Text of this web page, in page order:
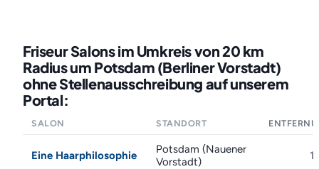
Friseur Salons im Umkreis von 20 km
Radius um Potsdam (Berliner Vorstadt)
ohne Stellenausschreibung auf unserem
Portal:
SALON STANDORT
Eine Haarphilosophie
Potsdam (Nauener
Vorstadt)
1